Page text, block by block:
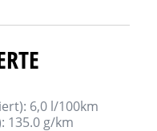
6,0 l/100km
135.0 g/km